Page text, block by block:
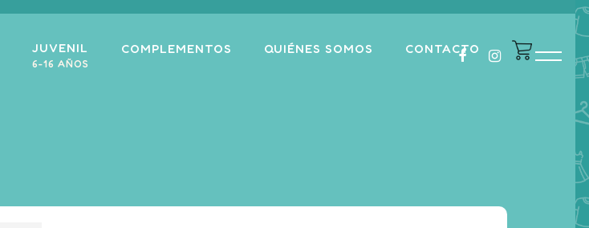
JUVENIL
6-16 AÑOS
COMPLEMENTOS QUIÉNES SOMOS CONTACTO